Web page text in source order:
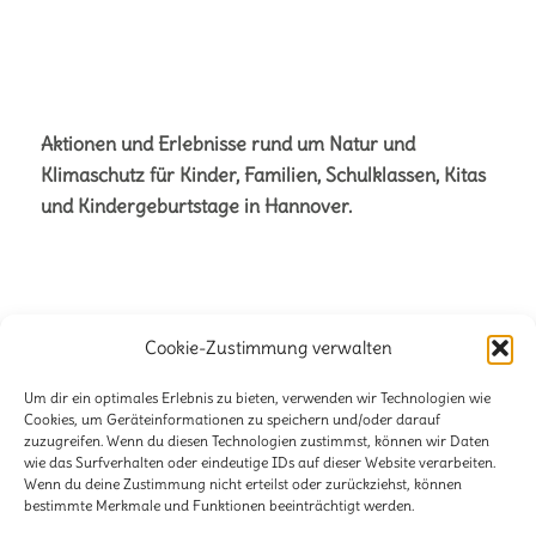
Cookie-Zustimmung verwalten
Um dir ein optimales Erlebnis zu bieten, verwenden wir Technologien wie
Cookies, um Geräteinformationen zu speichern und/oder darauf
zuzugreifen. Wenn du diesen Technologien zustimmst, können wir Daten
wie das Surfverhalten oder eindeutige IDs auf dieser Website verarbeiten.
Wenn du deine Zustimmung nicht erteilst oder zurückziehst, können
bestimmte Merkmale und Funktionen beeinträchtigt werden.
Aktionen und Erlebnisse rund um Natur und
Klimaschutz für Kinder, Familien, Schulklassen, Kitas
und Kindergeburtstage in Hannover.
Verena + Volker Stahnke GbR
Stöckener Str. 125
30419 Hannover